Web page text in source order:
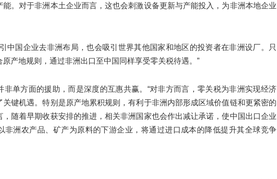
。对于非洲本土企业而言，这也会刺激设备更新与产能投入，为非洲本地企业
中国企业去非洲布局，也会吸引世界其他国家和地区的投资者在非洲设厂。只
产地规则，通过非洲出口至中国同样享受零关税待遇。”
非单方面的援助，而是深度的互惠共赢。“对非方而言，零关税为非洲实现经济
关键机遇。特别是原产地累积规则，有利于非洲内部形成区域价值链和更紧密的
随着早期收获安排的推进，相关非洲国家也会作出减让承诺，使中国出口企业
非洲农产品、矿产为原料的下游企业，将通过进口成本的降低提升其全球竞争